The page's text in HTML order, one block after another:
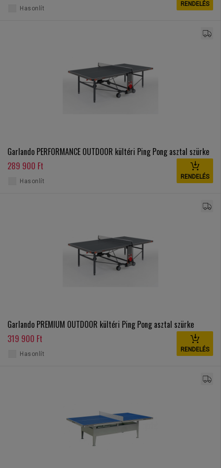
RENDELÉS
Hasonlít
Garlando PERFORMANCE OUTDOOR kültéri Ping Pong asztal szürke
289 900 Ft
RENDELÉS
Hasonlít
Garlando PREMIUM OUTDOOR kültéri Ping Pong asztal szürke
319 900 Ft
RENDELÉS
Hasonlít